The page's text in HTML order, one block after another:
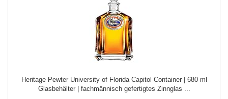
Heritage Pewter University of Florida Capitol Container | 680 ml
Glasbehälter | fachmännisch gefertigtes Zinnglas ...